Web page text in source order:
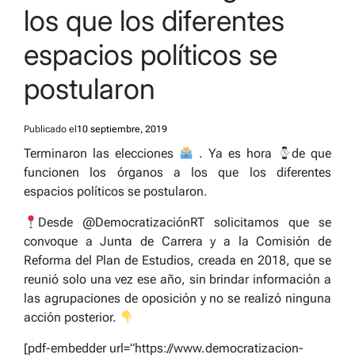
los que los diferentes
espacios políticos se
postularon
Publicado el 10 septiembre, 2019
Terminaron las elecciones . Ya es hora
de que
funcionen los órganos a los que los diferentes
espacios políticos se postularon.
Desde @DemocratizaciónRT solicitamos que se
convoque a Junta de Carrera y a la Comisión de
Reforma del Plan de Estudios, creada en 2018, que se
reunió solo una vez ese año, sin brindar información a
las agrupaciones de oposición y no se realizó ninguna
acción posterior.
[pdf-embedder url=”https://www.democratizacion-